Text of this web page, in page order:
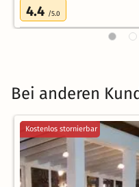
4.4 /5.0
Bei anderen
Kostenlos stornierbar